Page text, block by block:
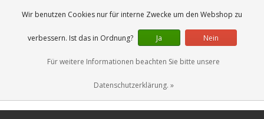
0 Artikel
DE
Wir benutzen Cookies nur für interne Zwecke um den Webshop zu
verbessern. Ist das in Ordnung? Ja Nein
Für weitere Informationen beachten Sie bitte unsere
Datenschutzerklärung. »